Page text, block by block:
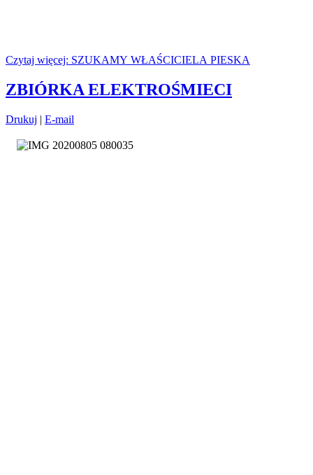
Czytaj więcej: SZUKAMY WŁAŚCICIELA PIESKA
ZBIÓRKA ELEKTROŚMIECI
Drukuj | E-mail